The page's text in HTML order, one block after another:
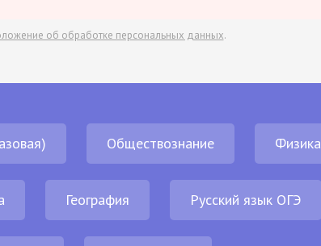
об обработке персональных данных.
Обществознание Физика
География Русский язык ОГЭ